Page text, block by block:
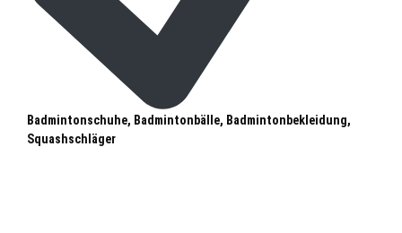
Badmintonschuhe, Badmintonbälle, Badmintonbekleidung,
Squashschläger